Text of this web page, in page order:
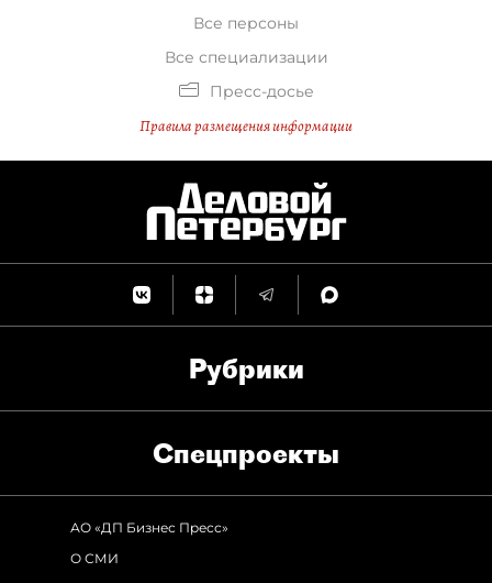
Все персоны
Все специализации
Пресс-досье
Правила размещения информации
Рубрики
Спец­проекты
АО «ДП Бизнес Пресс»
О СМИ